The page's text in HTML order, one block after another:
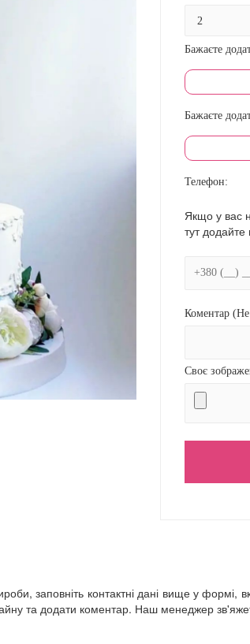
Бажаєте
Бажаєте
Телефон:
Якщо у вас
тут
Коментар
Своє
заповніть контактні дані вище у формі,
та додати коментар. Наш менеджер